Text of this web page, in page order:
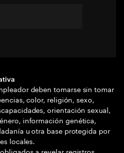
deben tomarse sin tomar
color, religión, sexo,
orientación sexual,
información genética,
u otra base protegida por
locales.